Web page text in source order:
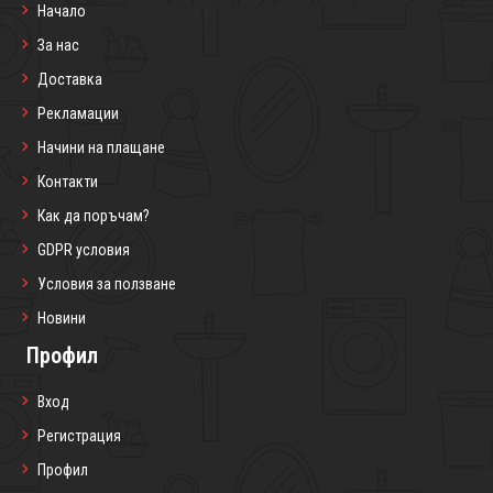
Канички
Малки и практични канички за мляко или сосове, създадени с
характерната за Bonna порцеланова здравина.
Начало
За нас
Доставка
Рекламации
Начини на плащане
Контакти
Как да поръчам?
GDPR условия
Условия за ползване
Новини
Профил
Вход
Регистрация
Профил